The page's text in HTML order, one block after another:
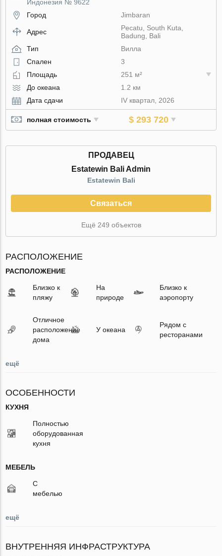
Индонезия № 9622
Город
Jimbaran
Адрес
Pecatu, South Kuta,
Badung, Bali
Тип
Вилла
Спален
3
Площадь
251 м²
До океана
1.2 км
Дата сдачи
IV квартал, 2026
полная стоимость $ 293 720
ПРОДАВЕЦ
Estatewin Bali Admin
Estatewin Bali
Связаться
Ещё 249 объектов
РАСПОЛОЖЕНИЕ
РАСПОЛОЖЕНИЕ
Близко к
пляжу
На
природе
Близко к
аэропорту
Отличное
расположение
дома
У океана
Рядом с
ресторанами
ещё
ОСОБЕННОСТИ
КУХНЯ
Полностью
оборудованная
кухня
МЕБЕЛЬ
С
мебелью
ещё
ВНУТРЕННЯЯ ИНФРАСТРУКТУРА